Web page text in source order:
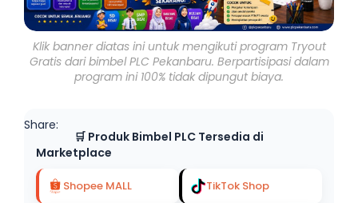
Klik banner diatas ini untuk mengikuti program Tryout
Gratis dari bimbel PLC Pekanbaru. Berpartisipasi dalam
program ini 100% tidak dipungut biaya.
Share:
🛒 Produk Bimbel PLC Tersedia di
Marketplace
Shopee MALL TikTok Shop